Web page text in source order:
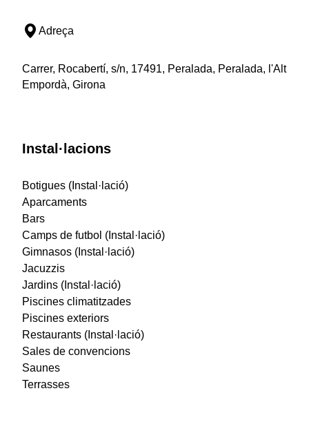
Adreça
Carrer, Rocabertí, s/n, 17491, Peralada, Peralada, l'Alt
Empordà, Girona
Instal·lacions
Botigues (Instal·lació)
Aparcaments
Bars
Camps de futbol (Instal·lació)
Gimnasos (Instal·lació)
Jacuzzis
Jardins (Instal·lació)
Piscines climatitzades
Piscines exteriors
Restaurants (Instal·lació)
Sales de convencions
Saunes
Terrasses